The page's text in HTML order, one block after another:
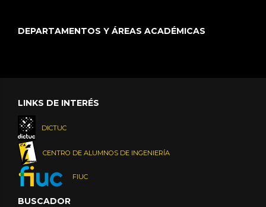
DEPARTAMENTOS Y ÁREAS ACADÉMICAS
LINKS DE INTERÉS
DICTUC
CENTRO DE ALUMNOS DE INGENIERÍA
FIUC
BUSCADOR